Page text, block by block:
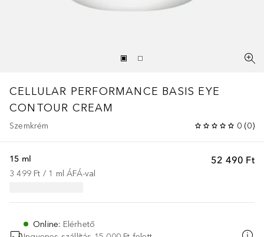
CELLULAR PERFORMANCE BASIS EYE
CONTOUR CREAM
Szemkrém 0 (0)
52 490 Ft
15 ml
3 499 Ft / 1 ml ÁFÁ-val
Online: Elérhető